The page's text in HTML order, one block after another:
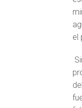
el